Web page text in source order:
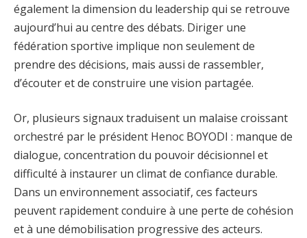
également la dimension du leadership qui se retrouve
aujourd’hui au centre des débats. Diriger une
fédération sportive implique non seulement de
prendre des décisions, mais aussi de rassembler,
d’écouter et de construire une vision partagée.
Or, plusieurs signaux traduisent un malaise croissant
orchestré par le président Henoc BOYODI : manque de
dialogue, concentration du pouvoir décisionnel et
difficulté à instaurer un climat de confiance durable.
Dans un environnement associatif, ces facteurs
peuvent rapidement conduire à une perte de cohésion
et à une démobilisation progressive des acteurs.